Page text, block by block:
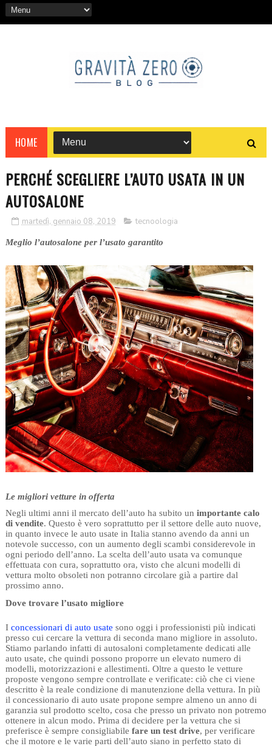
HOME
PERCHÉ SCEGLIERE L’AUTO USATA IN UN
AUTOSALONE
martedì, gennaio 08, 2019 tecnoologia
Meglio l’autosalone per l’usato garantito
Le migliori vetture in offerta
Negli ultimi anni il mercato dell’auto ha subito un importante calo
di vendite. Questo è vero soprattutto per il settore delle auto nuove,
in quanto invece le auto usate in Italia stanno avendo da anni un
notevole successo, con un aumento degli scambi considerevole in
ogni periodo dell’anno. La scelta dell’auto usata va comunque
effettuata con cura, soprattutto ora, visto che alcuni modelli di
vettura molto obsoleti non potranno circolare già a partire dal
prossimo anno.
Dove trovare l’usato migliore
I concessionari di auto usate sono oggi i professionisti più indicati
presso cui cercare la vettura di seconda mano migliore in assoluto.
Stiamo parlando infatti di autosaloni completamente dedicati alle
auto usate, che quindi possono proporre un elevato numero di
modelli, motorizzazioni e allestimenti. Oltre a questo le vetture
proposte vengono sempre controllate e verificate: ciò che ci viene
descritto è la reale condizione di manutenzione della vettura. In più
il concessionario di auto usate propone sempre almeno un anno di
garanzia sul prodotto scelto, cosa che presso un privato non potremo
ottenere in alcun modo. Prima di decidere per la vettura che si
preferisce è sempre consigliabile fare un test drive, per verificare
che il motore e le varie parti dell’auto siano in perfetto stato di